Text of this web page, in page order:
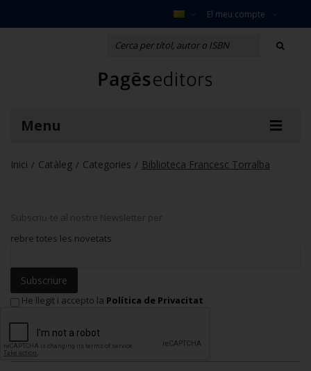
El meu compte
Menu
Inici / Catàleg / Categories / Biblioteca Francesc Torralba
Subscriu-te al nostre Newsletter per
rebre totes les novetats
Subscriure
He llegit i accepto la Política de Privacitat